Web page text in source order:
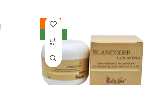
-59%
NUEVO